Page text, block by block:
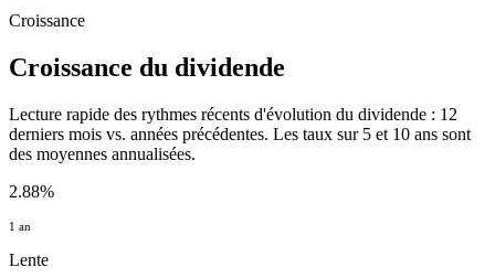
Croissance
Croissance du dividende
Lecture rapide des rythmes récents d'évolution du dividende : 12
derniers mois vs. années précédentes. Les taux sur 5 et 10 ans sont
des moyennes annualisées.
2.88%
1 an
Lente